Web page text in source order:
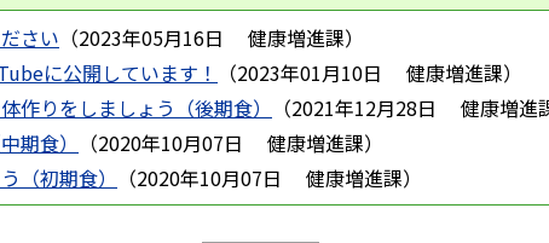
さい （2023年05月16日 健康増進課）
に公開しています！
（2023年01月10日 健康増進課）
作りをしましょう（後期食）
（2021年12月28日 健康増進
期食）
（2020年10月07日 健康増進課）
（初期食）
（2020年10月07日 健康増進課）